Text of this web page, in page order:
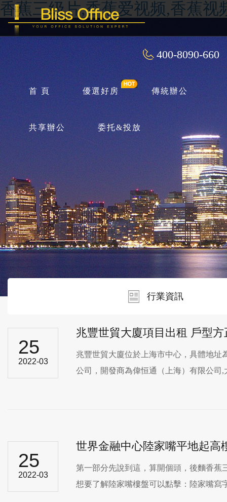
香蕉三级片,香蕉爱视频,香蕉视
400-8090-660
首 頁 優選好房 傳統辦公
共享辦公 委托&投放
行業資訊
25
2022-03
兆豐世貿大廈項目出租 戶型
兆豐世貿大廈位於上海市中心，具體地址
公司，開發商為偉恒通（上海）有限公司
25
2022-03
世界金融中心陸家嘴平地起高
第一部分先說到這，算開個頭，後麵香
想要了解陸家嘴樓盤可以點擊：陸家嘴寫字